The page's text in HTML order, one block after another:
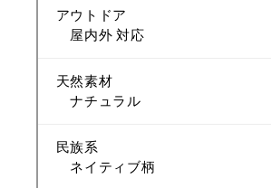
アウトドア
屋内外 対応
天然素材
ナチュラル
民族系
ネイティブ柄